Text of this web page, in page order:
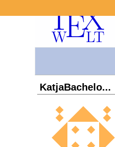
KatjaBachelo...